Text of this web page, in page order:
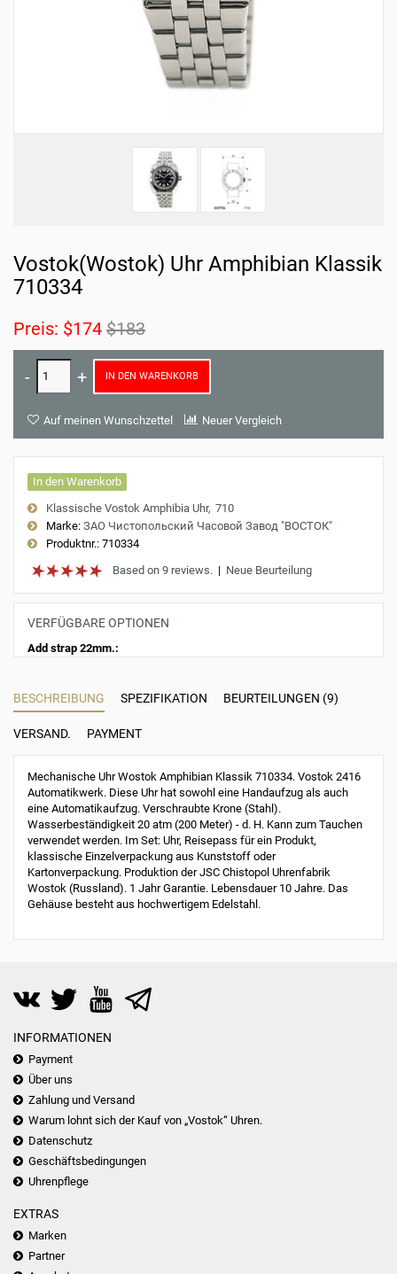
Vostok(Wostok) Uhr Amphibian Klassik
710334
Preis: $174 $183
IN DEN WARENKORB
Auf meinen Wunschzettel Neuer Vergleich
In den Warenkorb
Klassische Vostok Amphibia Uhr 710
Marke: ЗАО Чистопольский Часовой Завод "ВОСТОК"
Produktnr.: 710334
Based on 9 reviews. | Neue Beurteilung
VERFÜGBARE OPTIONEN
Add strap 22mm.:
BESCHREIBUNG SPEZIFIKATION BEURTEILUNGEN (9)
VERSAND. PAYMENT
Mechanische Uhr Wostok Amphibian Klassik 710334. Vostok 2416
Automatikwerk. Diese Uhr hat sowohl eine Handaufzug als auch
eine Automatikaufzug. Verschraubte Krone (Stahl).
Wasserbeständigkeit 20 atm (200 Meter) - d. H. Kann zum Tauchen
verwendet werden. Im Set: Uhr, Reisepass für ein Produkt,
klassische Einzelverpackung aus Kunststoff oder
Kartonverpackung. Produktion der JSC Chistopol Uhrenfabrik
Wostok (Russland). 1 Jahr Garantie. Lebensdauer 10 Jahre. Das
Gehäuse besteht aus hochwertigem Edelstahl.
INFORMATIONEN
Payment
Über uns
Zahlung und Versand
Warum lohnt sich der Kauf von „Vostok“ Uhren.
Datenschutz
Geschäftsbedingungen
Uhrenpflege
EXTRAS
Marken
Partner